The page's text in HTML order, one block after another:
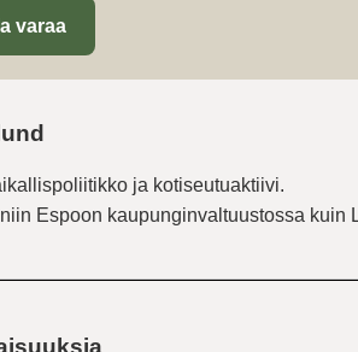
varaa
ja kotiseutuaktiivi.
Espoon kaupunginvaltuustossa